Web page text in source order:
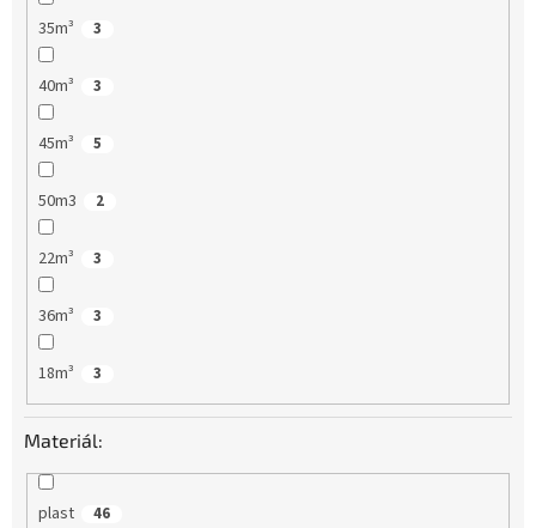
35m³ 3
40m³ 3
45m³ 5
50m3 2
22m³ 3
36m³ 3
18m³ 3
Materiál:
plast 46